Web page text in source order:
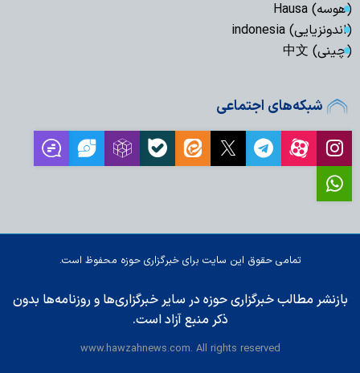
(هوسه) Hausa
(اندونزیایی) indonesia
(چینی) 中文
شبکه‌های اجتماعی
تمامی حقوق این سایت برای خبرگزاری حوزه محفوظ است.
بازنشر مطالب خبرگزاری حوزه در سایر خبرگزاری‌ها و روزنامه‌ها بدون
ذکر منبع آزاد است.
www.hawzahnews.com. All rights reserved